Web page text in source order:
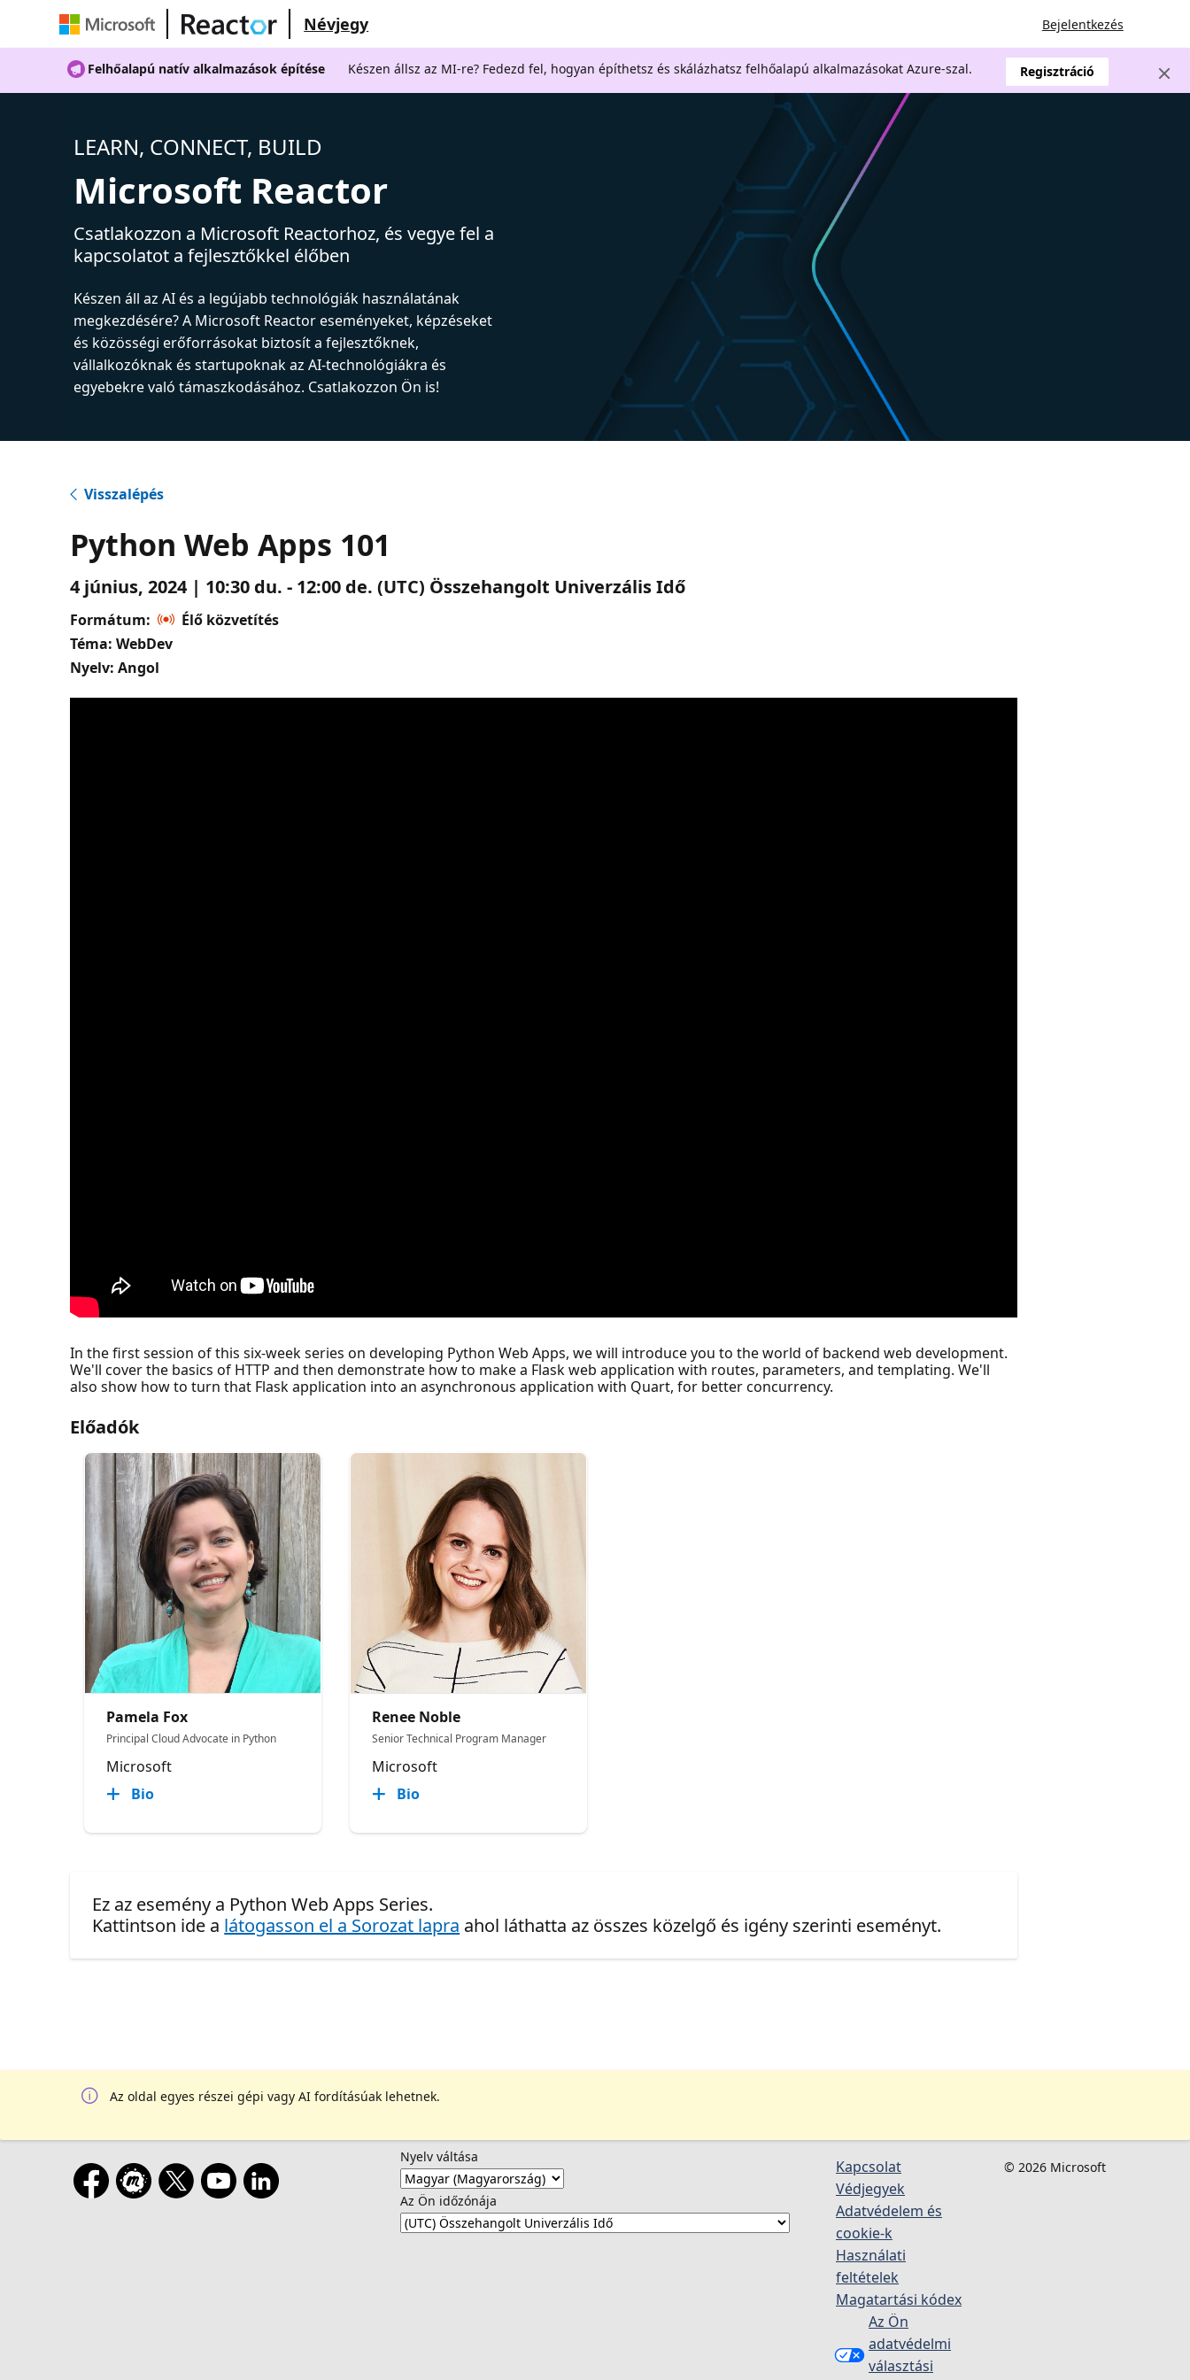
Névjegy Bejelentkezés
Felhőalapú natív alkalmazások építése Készen állsz az MI-re? Fedezd fel, hogyan építhetsz és skálázhatsz felhőalapú alkalmazásokat Azure-szal. Regisztráció
LEARN, CONNECT, BUILD
Microsoft Reactor
Csatlakozzon a Microsoft Reactorhoz, és vegye fel a
kapcsolatot a fejlesztőkkel élőben
Készen áll az AI és a legújabb technológiák használatának
megkezdésére? A Microsoft Reactor eseményeket, képzéseket
és közösségi erőforrásokat biztosít a fejlesztőknek,
vállalkozóknak és startupoknak az AI-technológiákra és
egyebekre való támaszkodásához. Csatlakozzon Ön is!
Visszalépés
Python Web Apps 101
4 június, 2024 | 10:30 du. - 12:00 de. (UTC) Összehangolt Univerzális Idő
Formátum:
Élő közvetítés
Téma: WebDev
Nyelv: Angol
In the first session of this six-week series on developing Python Web Apps, we will introduce you to the world of backend web development.
We'll cover the basics of HTTP and then demonstrate how to make a Flask web application with routes, parameters, and templating. We'll
also show how to turn that Flask application into an asynchronous application with Quart, for better concurrency.
Előadók
Pamela Fox
Principal Cloud Advocate in Python
Microsoft
Bio
Renee Noble
Senior Technical Program Manager​
Microsoft
Bio
Ez az esemény a Python Web Apps Series.
Kattintson ide a látogasson el a Sorozat lapra ahol láthatta az összes közelgő és igény szerinti eseményt.
Az oldal egyes részei gépi vagy AI fordításúak lehetnek.
Nyelv váltása
Az Ön időzónája
Kapcsolat
Védjegyek
Adatvédelem és
cookie-k
Használati
feltételek
Magatartási kódex
Az Ön
adatvédelmi
választási
© 2026 Microsoft